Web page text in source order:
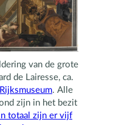
van de grote
de Lairesse, ca.
. Alle
zijn in het bezit
totaal zijn er vijf